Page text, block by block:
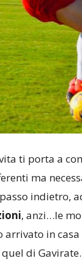
ti porta a
ma
indietro,
, anzi…le
arrivato in casa
di Gavirate.